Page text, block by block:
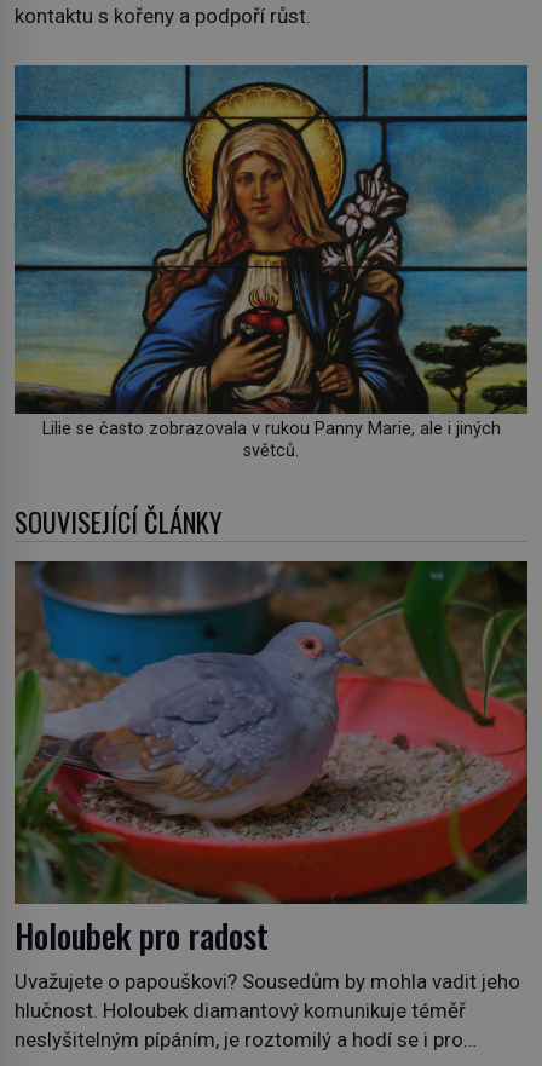
kontaktu s kořeny a podpoří růst.
Lilie se často zobrazovala v rukou Panny Marie, ale i jiných
světců.
SOUVISEJÍCÍ ČLÁNKY
Holoubek pro radost
Uvažujete o papouškovi? Sousedům by mohla vadit jeho
hlučnost. Holoubek diamantový komunikuje téměř
neslyšitelným pípáním, je roztomilý a hodí se i pro